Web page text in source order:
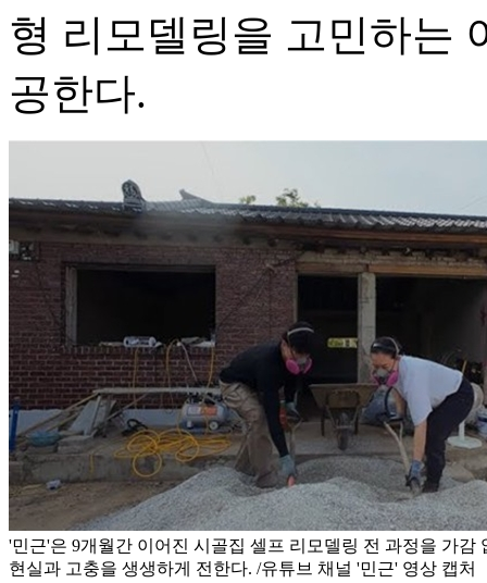
형 리모델링을 고민하는
공한다.
'민근'은 9개월간 이어진 시골집 셀프 리모델링 전 과정을 가감
현실과 고충을 생생하게 전한다. /유튜브 채널 '민근' 영상 캡처